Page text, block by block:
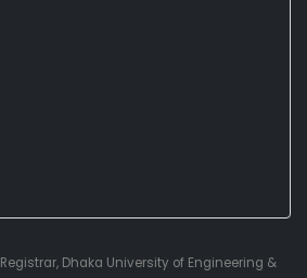
Registrar, Dhaka University of Engineering &